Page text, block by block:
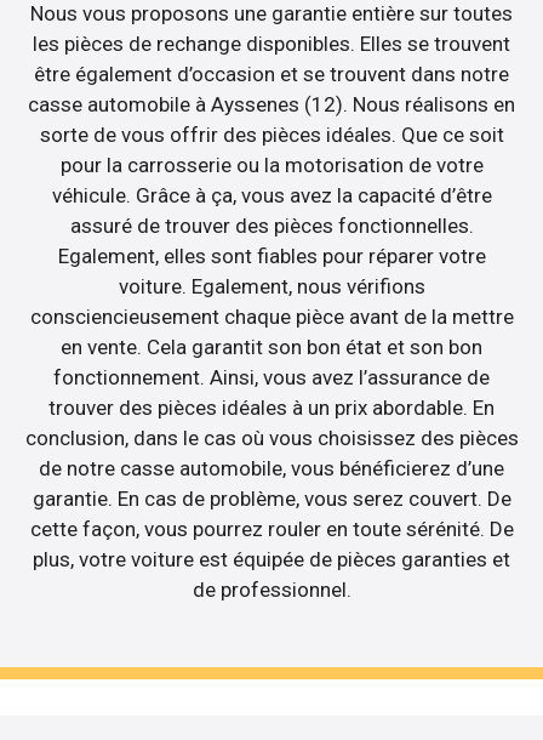
Nous vous proposons une garantie entière sur toutes
les pièces de rechange disponibles. Elles se trouvent
être également d’occasion et se trouvent dans notre
casse automobile à Ayssenes (12). Nous réalisons en
sorte de vous offrir des pièces idéales. Que ce soit
pour la carrosserie ou la motorisation de votre
véhicule. Grâce à ça, vous avez la capacité d’être
assuré de trouver des pièces fonctionnelles.
Egalement, elles sont fiables pour réparer votre
voiture. Egalement, nous vérifions
consciencieusement chaque pièce avant de la mettre
en vente. Cela garantit son bon état et son bon
fonctionnement. Ainsi, vous avez l’assurance de
trouver des pièces idéales à un prix abordable. En
conclusion, dans le cas où vous choisissez des pièces
de notre casse automobile, vous bénéficierez d’une
garantie. En cas de problème, vous serez couvert. De
cette façon, vous pourrez rouler en toute sérénité. De
plus, votre voiture est équipée de pièces garanties et
de professionnel.